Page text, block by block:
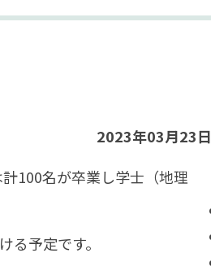
2023年03月23日
100名が卒業し学士（地理
予定です。